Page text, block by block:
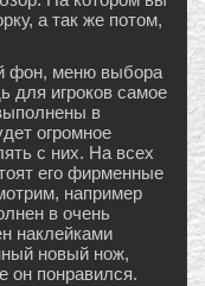
а так же потом,
фон, меню выбора
для игроков самое
в
огромное
с них. На всех
его фирменные
например
в очень
наклейками
новый нож,
он понравился.